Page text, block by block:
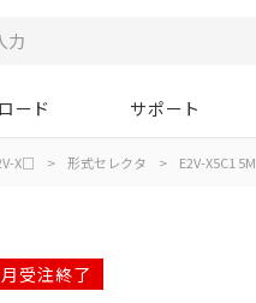
ード サポート
X□ > 形式セレクタ > E2V-X5C1 5M
受注終了